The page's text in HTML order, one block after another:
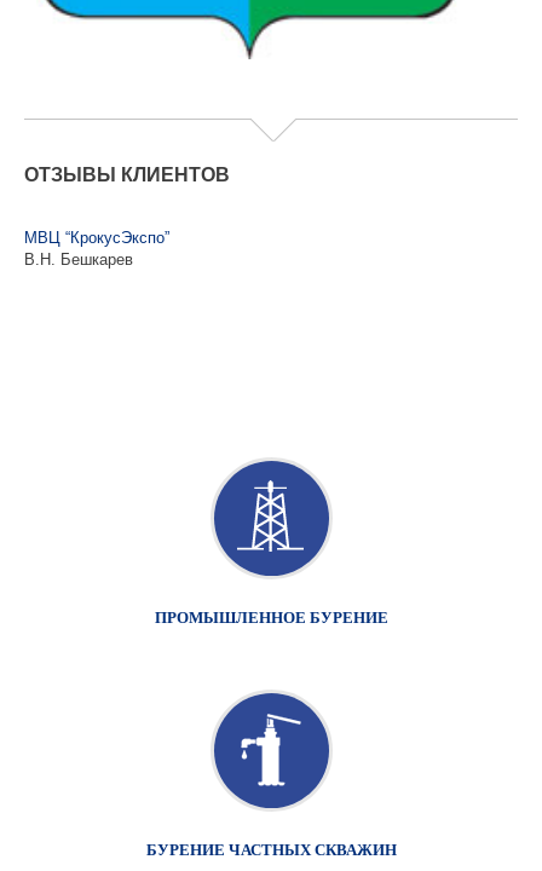
ОТЗЫВЫ КЛИЕНТОВ
МВЦ “КрокусЭкспо”
В.Н. Бешкарев
ПРОМЫШЛЕННОЕ БУРЕНИЕ
БУРЕНИЕ ЧАСТНЫХ СКВАЖИН